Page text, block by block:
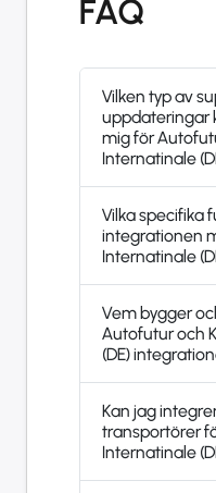
FAQ
Vilken typ av
uppdateringar
mig för
Internatinale
Vilka specifika
integrationen
Internatinale
Vem bygger
Autofutur och
(DE)
Kan jag
transportörer
Internatinale